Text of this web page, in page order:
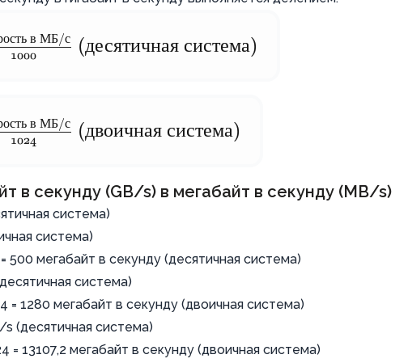
1000
в МБ/с (десятичная система)
1024
в МБ/с (двоичная система)
в секунду (GB/s) в мегабайт в секунду (MB/s)
система)
система)
500 мегабайт в секунду (десятичная система)
система)
= 1280 мегабайт в секунду (двоичная система)
(десятичная система)
= 13107,2 мегабайт в секунду (двоичная система)